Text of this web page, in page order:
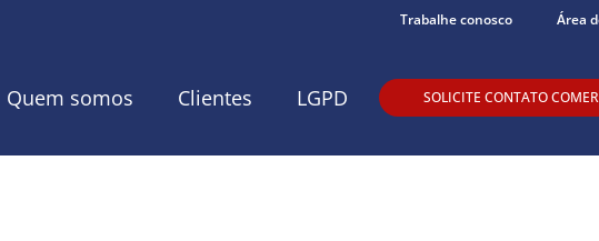
Trabalhe conosco Área
Quem somos Clientes LGPD SOLICITE CONTATO